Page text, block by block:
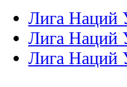
Лига
Лига Наций
Лига Наций